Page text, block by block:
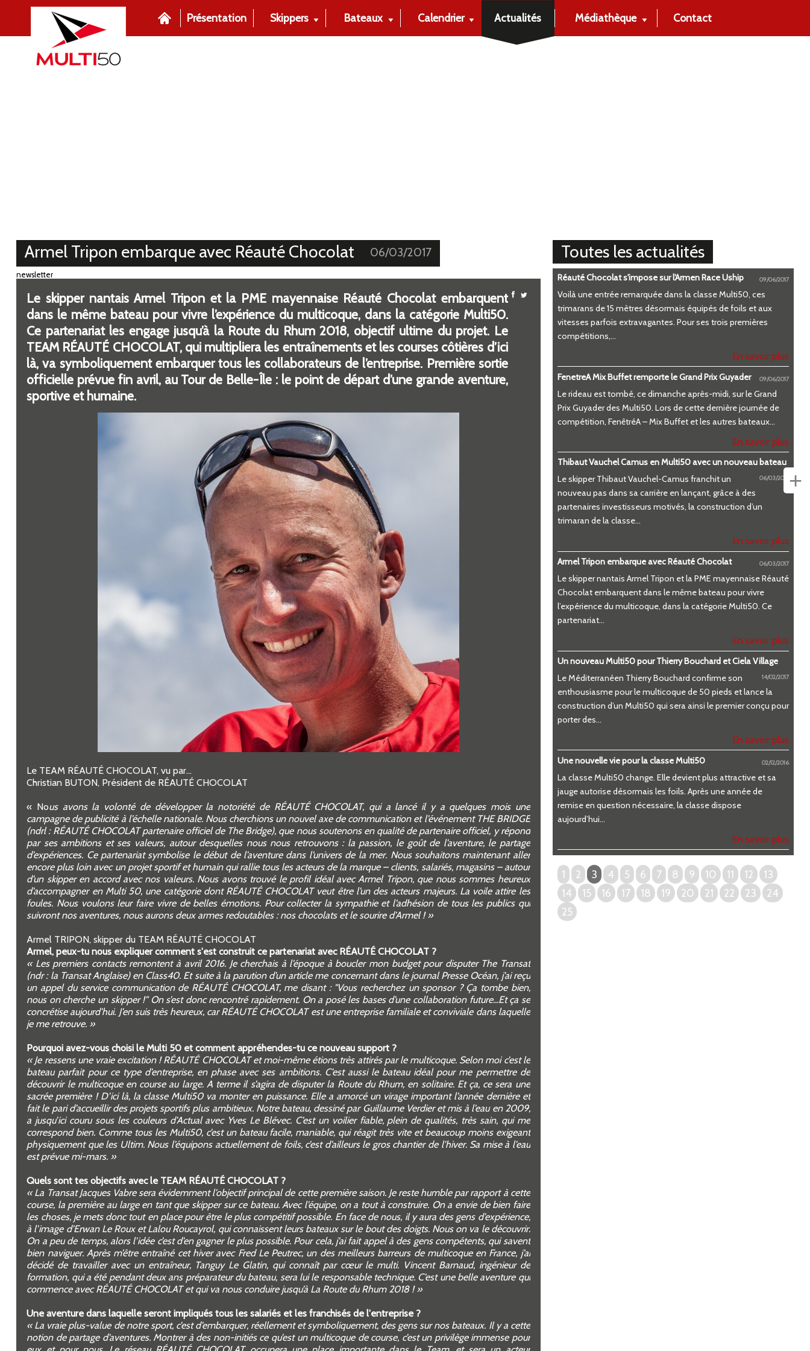
Présentation Skippers Bateaux Calendrier Actualités Médiathèque Contact
Armel Tripon embarque avec Réauté Chocolat 06/03/2017
newsletter
​Le skipper nantais Armel Tripon et la PME mayennaise Réauté Chocolat embarquent
dans le même bateau pour vivre l’expérience du multicoque, dans la catégorie Multi50.
Ce partenariat les engage jusqu’à la Route du Rhum 2018, objectif ultime du projet. Le
TEAM RÉAUTÉ CHOCOLAT, qui multipliera les entraînements et les courses côtières d’ici
là, va symboliquement embarquer tous les collaborateurs de l’entreprise. Première sortie
officielle prévue fin avril, au Tour de Belle-Île : le point de départ d’une grande aventure,
sportive et humaine.
Le TEAM RÉAUTÉ CHOCOLAT, vu par...
Christian BUTON, Président de RÉAUTÉ CHOCOLAT
« Nous avons la volonté de développer la notoriété de RÉAUTÉ CHOCOLAT, qui a lancé il y a quelques mois une
campagne de publicité à l’échelle nationale. Nous cherchions un nouvel axe de communication et l’événement THE BRIDGE
(ndrl : RÉAUTÉ CHOCOLAT partenaire officiel de The Bridge), que nous soutenons en qualité de partenaire officiel, y répond
par ses ambitions et ses valeurs, autour desquelles nous nous retrouvons : la passion, le goût de l’aventure, le partage
d’expériences. Ce partenariat symbolise le début de l’aventure dans l’univers de la mer. Nous souhaitons maintenant aller
encore plus loin avec un projet sportif et humain qui rallie tous les acteurs de la marque – clients, salariés, magasins – autour
d’un skipper en accord avec nos valeurs. Nous avons trouvé le profil idéal avec Armel Tripon, que nous sommes heureux
d’accompagner en Multi 50, une catégorie dont RÉAUTÉ CHOCOLAT veut être l’un des acteurs majeurs. La voile attire les
foules. Nous voulons leur faire vivre de belles émotions. Pour collecter la sympathie et l’adhésion de tous les publics qui
suivront nos aventures, nous aurons deux armes redoutables : nos chocolats et le sourire d’Armel ! »
Armel TRIPON, skipper du TEAM RÉAUTÉ CHOCOLAT
Armel, peux-tu nous expliquer comment s'est construit ce partenariat avec RÉAUTÉ CHOCOLAT ?
« Les premiers contacts remontent à avril 2016. Je cherchais à l’époque à boucler mon budget pour disputer The Transat
(ndr : la Transat Anglaise) en Class40. Et suite à la parution d’un article me concernant dans le journal Presse Océan, j’ai reçu
un appel du service communication de RÉAUTÉ CHOCOLAT, me disant : "Vous recherchez un sponsor ? Ça tombe bien,
nous on cherche un skipper !" On s’est donc rencontré rapidement. On a posé les bases d’une collaboration future...Et ça se
concrétise aujourd’hui. J’en suis très heureux, car RÉAUTÉ CHOCOLAT est une entreprise familiale et conviviale dans laquelle
je me retrouve. »
Pourquoi avez-vous choisi le Multi 50 et comment appréhendes-tu ce nouveau support ?
« Je ressens une vraie excitation ! RÉAUTÉ CHOCOLAT et moi-même étions très attirés par le multicoque. Selon moi c’est le
bateau parfait pour ce type d’entreprise, en phase avec ses ambitions. C’est aussi le bateau idéal pour me permettre de
découvrir le multicoque en course au large. A terme il s’agira de disputer la Route du Rhum, en solitaire. Et ça, ce sera une
sacrée première ! D’ici là, la classe Multi50 va monter en puissance. Elle a amorcé un virage important l’année dernière et
fait le pari d’accueillir des projets sportifs plus ambitieux. Notre bateau, dessiné par Guillaume Verdier et mis à l’eau en 2009,
a jusqu’ici couru sous les couleurs d’Actual avec Yves Le Blévec. C’est un voilier fiable, plein de qualités, très sain, qui me
correspond bien. Comme tous les Multi50, c’est un bateau facile, maniable, qui réagit très vite et beaucoup moins exigeant
physiquement que les Ultim. Nous l’équipons actuellement de foils, c’est d’ailleurs le gros chantier de l’hiver. Sa mise à l’eau
est prévue mi-mars. »
Quels sont tes objectifs avec le TEAM RÉAUTÉ CHOCOLAT ?
« La Transat Jacques Vabre sera évidemment l’objectif principal de cette première saison. Je reste humble par rapport à cette
course, la première au large en tant que skipper sur ce bateau. Avec l’équipe, on a tout à construire. On a envie de bien faire
les choses, je mets donc tout en place pour être le plus compétitif possible. En face de nous, il y aura des gens d’expérience,
à l’image d’Erwan Le Roux et Lalou Roucayrol, qui connaissent leurs bateaux sur le bout des doigts. Nous on va le découvrir.
On a peu de temps, alors l’idée c’est d’en gagner le plus possible. Pour cela, j’ai fait appel à des gens compétents, qui savent
bien naviguer. Après m’être entraîné cet hiver avec Fred Le Peutrec, un des meilleurs barreurs de multicoque en France, j’ai
décidé de travailler avec un entraîneur, Tanguy Le Glatin, qui connaît par cœur le multi. Vincent Barnaud, ingénieur de
formation, qui a été pendant deux ans préparateur du bateau, sera lui le responsable technique. C’est une belle aventure qui
commence avec RÉAUTÉ CHOCOLAT et qui va nous conduire jusqu’à La Route du Rhum 2018 ! »
Une aventure dans laquelle seront impliqués tous les salariés et les franchisés de l'entreprise ?
« La vraie plus-value de notre sport, c’est d’embarquer, réellement et symboliquement, des gens sur nos bateaux. Il y a cette
notion de partage d’aventures. Montrer à des non-initiés ce qu’est un multicoque de course, c’est un privilège immense pour
Toutes les actualités
Réauté Chocolat s'impose sur l'Armen Race Uship 09/06/2017
Voilà une entrée remarquée dans la classe Multi50, ces
trimarans de 15 mètres désormais équipés de foils et aux
vitesses parfois extravagantes. Pour ses trois premières
compétitions,...
En savoir plus
FenetreA Mix Buffet remporte le Grand Prix Guyader 09/06/2017
Le rideau est tombé, ce dimanche après-midi, sur le Grand
Prix Guyader des Multi50. Lors de cette dernière journée de
compétition, FenêtréA – Mix Buffet et les autres bateaux...
En savoir plus
Thibaut Vauchel Camus en Multi50 avec un nouveau bateau
06/03/2017
Le skipper Thibaut Vauchel-Camus franchit un
nouveau pas dans sa carrière en lançant, grâce à des
partenaires investisseurs motivés, la construction d’un
trimaran de la classe...
En savoir plus
Armel Tripon embarque avec Réauté Chocolat 06/03/2017
​Le skipper nantais Armel Tripon et la PME mayennaise Réauté
Chocolat embarquent dans le même bateau pour vivre
l’expérience du multicoque, dans la catégorie Multi50. Ce
partenariat...
En savoir plus
Un nouveau Multi50 pour Thierry Bouchard et Ciela Village
14/02/2017
Le Méditerranéen Thierry Bouchard confirme son
enthousiasme pour le multicoque de 50 pieds et lance la
construction d’un Multi50 qui sera ainsi le premier conçu pour
porter des...
En savoir plus
Une nouvelle vie pour la classe Multi50 02/12/2016
La classe Multi50 change. Elle devient plus attractive et sa
jauge autorise désormais les foils. Après une année de
remise en question nécessaire, la classe dispose
aujourd’hui...
En savoir plus
1 2 3 4 5 6 7 8 9 10 11 12
13
14
15 16 17 18 19 20 21 22 23
24
25
+